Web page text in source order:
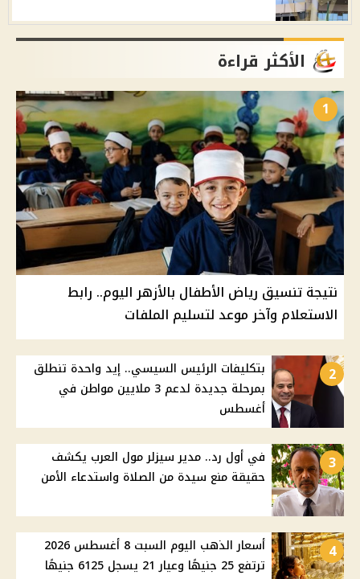
الأكثر قراءة
1
نتيجة تنسيق رياض الأطفال بالأزهر اليوم.. رابط
الاستعلام وآخر موعد لتسليم الملفات
2
بتكليفات الرئيس السيسي.. إيد واحدة تنطلق
بمرحلة جديدة لدعم 3 ملايين مواطن في
أغسطس
3
في أول رد.. مدير سيزلر مول العرب يكشف
حقيقة منع سيدة من الصلاة واستدعاء الأمن
4
أسعار الذهب اليوم السبت 8 أغسطس 2026
ترتفع 25 جنيهًا وعيار 21 يسجل 6125 جنيهًا